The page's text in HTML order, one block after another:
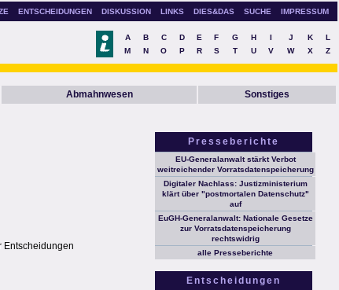
ENTSCHEIDUNGEN DISKUSSION LINKS DIES&DAS SUCHE IMPRESSUM
A B C D E F G H I J K
L
M
N O P R S T U V W X Z
Abmahnwesen Sonstiges
Entscheidungen
Presseberichte
EU-Generalanwalt stärkt Verbot
weitreichender Vorratsdatenspeicherung
Digitaler Nachlass: Justizministerium
klärt über "postmortalen Datenschutz"
auf
EuGH-Generalanwalt: Nationale Gesetze
zur Vorratsdatenspeicherung
rechtswidrig
alle Presseberichte
Entscheidungen